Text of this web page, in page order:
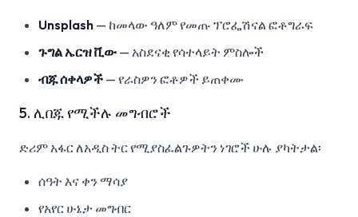
Unsplash — ከመላው ዓለም የመጡ ፕሮፌሽናል ፎቶግራፍ
ጉግል ኤርዝ ቪው— አስደናቂ የሳተላይት ምስሎች
ብጁ ሰቀላዎች — የራስዎን ፎቶዎች ይጠቀሙ
5. ሊበጁ የሚችሉ መግብሮች
ድሪም አፋር ለአዲስ ትር የሚያስፈልጉዎትን ነገሮች ሁሉ ያካትታል፡
ሰዓት እና ቀን ማሳያ
የአየር ሁኔታ መግብር